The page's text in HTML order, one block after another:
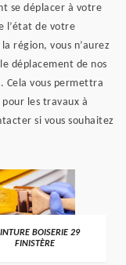
se déplacer à votre
l’état de votre
région, vous n’aurez
déplacement de nos
Cela vous permettra
les travaux à
si vous souhaitez
BOISERIE 29
FINISTÈRE